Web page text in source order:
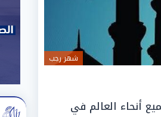
شهر رجب
أنحاء العالم في